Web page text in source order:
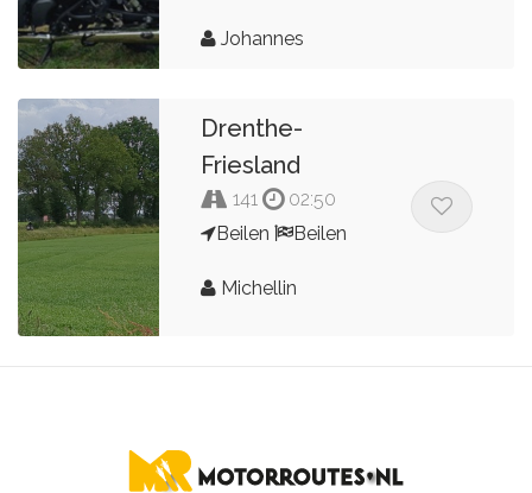
Johannes
Drenthe-
Friesland
141
02:50
Beilen
Beilen
Michellin